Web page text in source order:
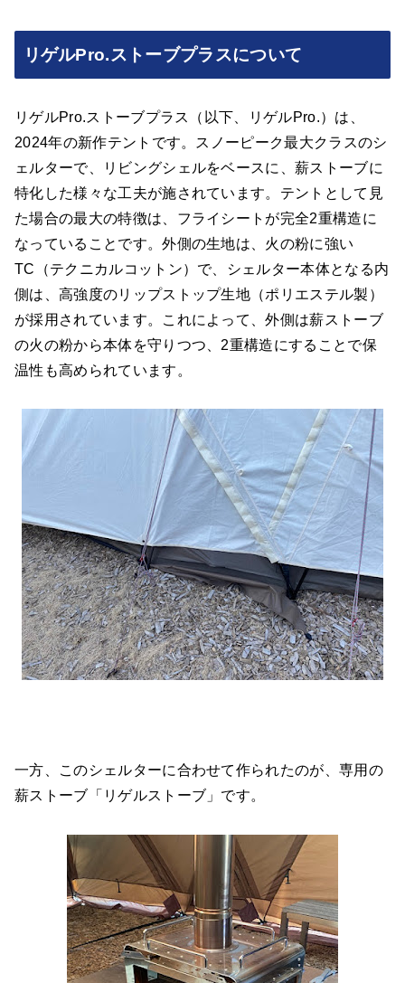
リゲルPro.ストーブプラスについて
リゲルPro.ストーブプラス（以下、リゲルPro.）は、
2024年の新作テントです。スノーピーク最大クラスのシ
ェルターで、リビングシェルをベースに、薪ストーブに
特化した様々な工夫が施されています。テントとして見
た場合の最大の特徴は、フライシートが完全2重構造に
なっていることです。外側の生地は、火の粉に強い
TC（テクニカルコットン）で、シェルター本体となる内
側は、高強度のリップストップ生地（ポリエステル製）
が採用されています。これによって、外側は薪ストーブ
の火の粉から本体を守りつつ、2重構造にすることで保
温性も高められています。
一方、このシェルターに合わせて作られたのが、専用の
薪ストーブ「リゲルストーブ」です。